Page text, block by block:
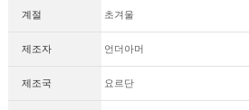
계절 초겨울
제조자 언더아머
제조국 요르단